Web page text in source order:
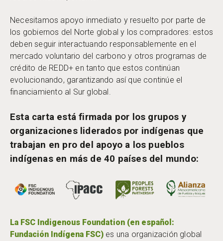
Necesitamos apoyo inmediato y resuelto por parte de
los gobiernos del Norte global y los compradores: estos
deben seguir interactuando responsablemente en el
mercado voluntario del carbono y otros programas de
crédito de REDD+ en tanto que estos continúan
evolucionando, garantizando así que continúe el
financiamiento al Sur global.
Esta carta está firmada por los grupos y
organizaciones liderados por indígenas que
trabajan en pro del apoyo a los pueblos
indígenas en más de 40 países del mundo:
La FSC Indigenous Foundation (en español:
Fundación Indígena FSC) es una organización global